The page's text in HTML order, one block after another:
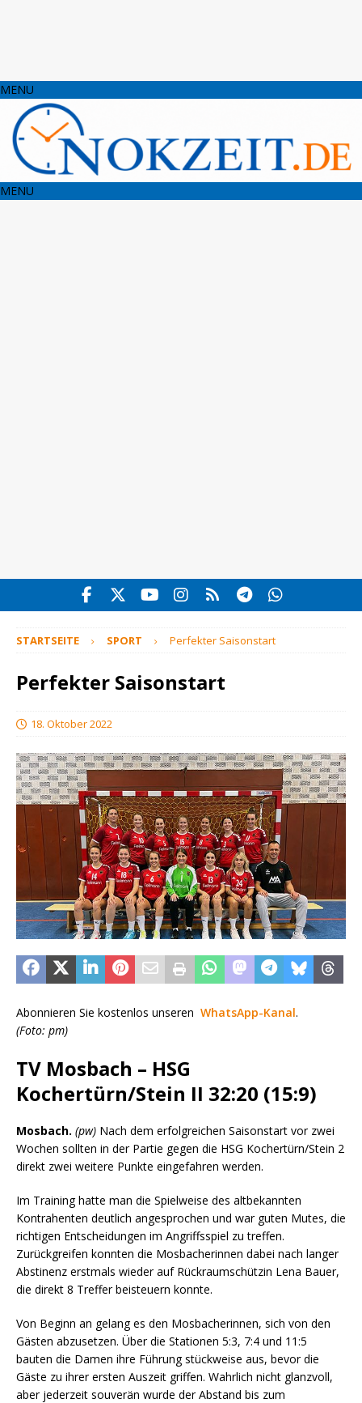
MENU
MENU
STARTSEITE SPORT Perfekter Saisonstart
Perfekter Saisonstart
18. Oktober 2022
Abonnieren Sie kostenlos unseren WhatsApp-Kanal.
(Foto: pm)
TV Mosbach – HSG
Kochertürn/Stein II 32:20 (15:9)
Mosbach. (pw) Nach dem erfolgreichen Saisonstart vor zwei
Wochen sollten in der Partie gegen die HSG Kochertürn/Stein 2
direkt zwei weitere Punkte eingefahren werden.
Im Training hatte man die Spielweise des altbekannten
Kontrahenten deutlich angesprochen und war guten Mutes, die
richtigen Entscheidungen im Angriffsspiel zu treffen.
Zurückgreifen konnten die Mosbacherinnen dabei nach langer
Abstinenz erstmals wieder auf Rückraumschützin Lena Bauer,
die direkt 8 Treffer beisteuern konnte.
Von Beginn an gelang es den Mosbacherinnen, sich von den
Gästen abzusetzen. Über die Stationen 5:3, 7:4 und 11:5
bauten die Damen ihre Führung stückweise aus, bevor die
Gäste zu ihrer ersten Auszeit griffen. Wahrlich nicht glanzvoll,
aber jederzeit souverän wurde der Abstand bis zum